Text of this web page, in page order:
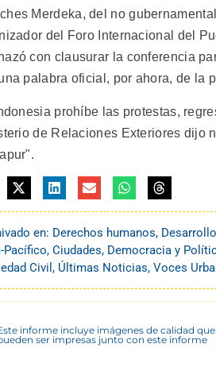
Merdeka, del no
del Foro Internacional del
con clausurar la conferencia
palabra oficial, por ahora, de la
prohíbe las protestas,
de Relaciones Exteriores dijo
en: Derechos humanos,
Pacífico, Ciudades, Democracia y
Civil , Últimas Noticias, Voces
informe incluye imágenes de calidad
ser impresas junto con este informe